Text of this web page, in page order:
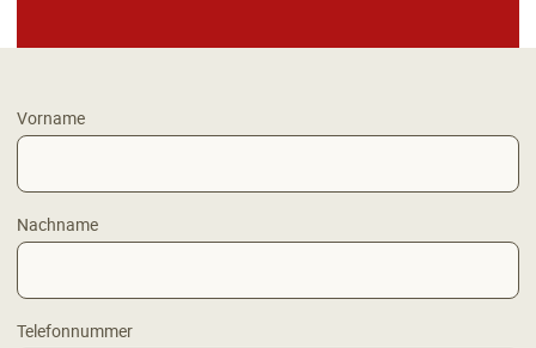
Vorname
Nachname
Telefonnummer